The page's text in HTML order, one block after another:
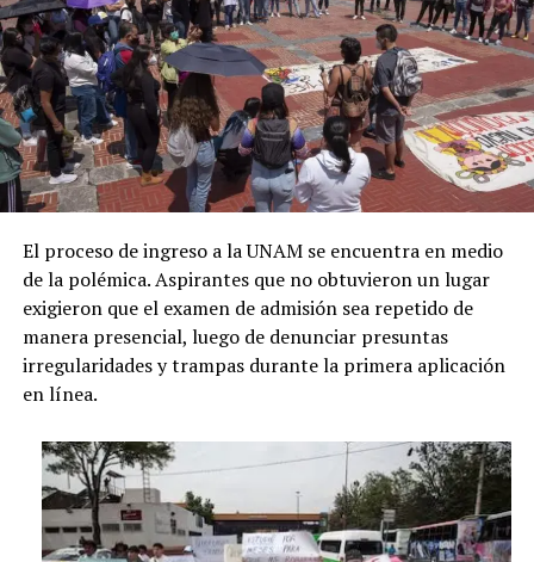
El proceso de ingreso a la UNAM se encuentra en medio
de la polémica. Aspirantes que no obtuvieron un lugar
exigieron que el examen de admisión sea repetido de
manera presencial, luego de denunciar presuntas
irregularidades y trampas durante la primera aplicación
en línea.